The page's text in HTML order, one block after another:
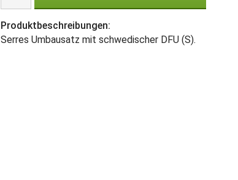
Produktbeschreibungen:
Serres Umbausatz mit schwedischer DFU (S).